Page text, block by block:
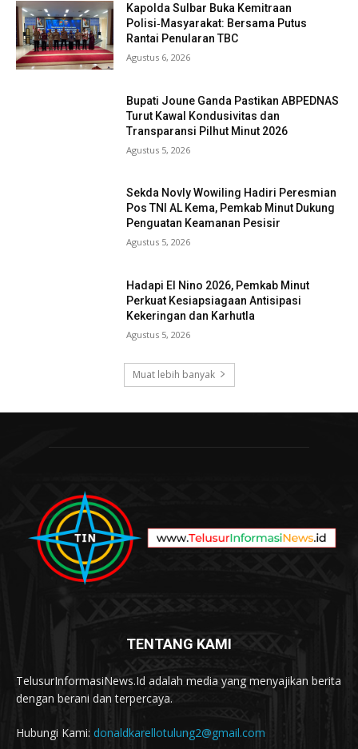
Kapolda Sulbar Buka Kemitraan
Polisi‑Masyarakat: Bersama Putus
Rantai Penularan TBC
Agustus 6, 2026
Bupati Joune Ganda Pastikan ABPEDNAS
Turut Kawal Kondusivitas dan
Transparansi Pilhut Minut 2026
Agustus 5, 2026
Sekda Novly Wowiling Hadiri Peresmian
Pos TNI AL Kema, Pemkab Minut Dukung
Penguatan Keamanan Pesisir
Agustus 5, 2026
Hadapi El Nino 2026, Pemkab Minut
Perkuat Kesiapsiagaan Antisipasi
Kekeringan dan Karhutla
Agustus 5, 2026
Muat lebih banyak
TENTANG KAMI
TelusurInformasiNews.Id adalah media yang menyajikan berita
dengan berani dan terpercaya.
Hubungi Kami: donaldkarellotulung2@gmail.com